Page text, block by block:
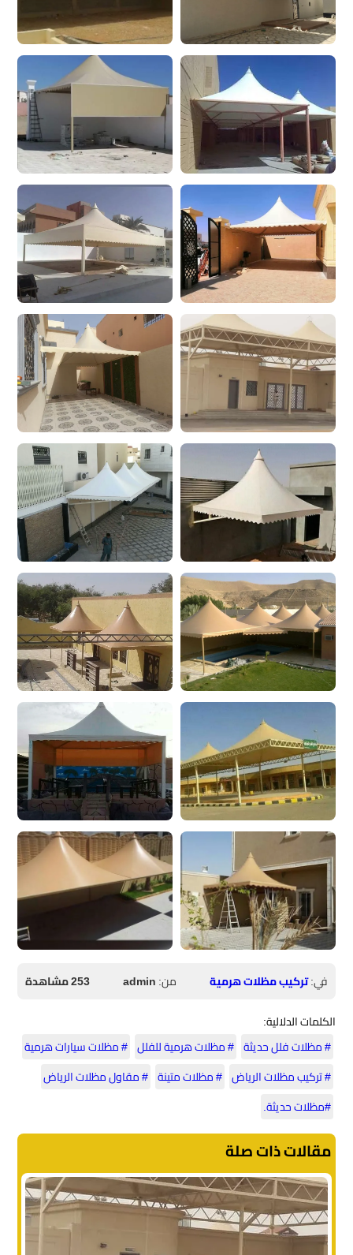
في:تركيب مظلات هرمية من:admin
253 مشاهدة
الكلمات الدلالية:
# مظلات فلل حديثة # مظلات هرمية للفلل # مظلات سيارات هرمية
# تركيب مظلات الرياض # مظلات متينة # مقاول مظلات الرياض
#مظلات حديثة.
مقالات ذات صلة